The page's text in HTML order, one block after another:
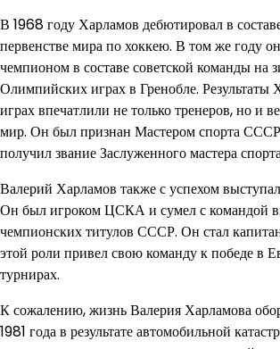
В 1968 году Харламов дебютировал в
первенстве мира по хоккею. В том же году
чемпионом в составе советской команды на
Олимпийских играх в Гренобле. Результаты
играх впечатлили не только тренеров, но и
мир. Он был признан Мастером спорта СССР
получил звание Заслуженного мастера
Валерий Харламов также с успехом
Он был игроком ЦСКА и сумел с командой
чемпионских титулов СССР. Он стал
этой роли привел свою команду к победе в
турнирах.
К сожалению, жизнь Валерия Харламова
1981 года в результате автомобильной